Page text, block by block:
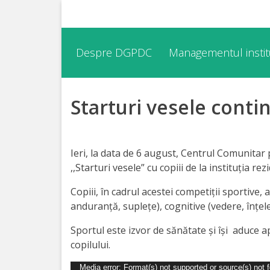
DGPDC
Informații
DGPDC
Subdiviziuni/Servicii
Structura
Strategia
Despre DGPDC Managementul
Starturi vesele
Ieri, la data de 6 august, Centrul
,,Starturi vesele” cu copiii de la instituția
Copiii, în cadrul acestei competiții sportive,
anduranță, suplețe), cognitive (vedere,
Sportul este izvor de sănătate și își aduce
copilului.
Media error: Format(s) not supported or source(s) not